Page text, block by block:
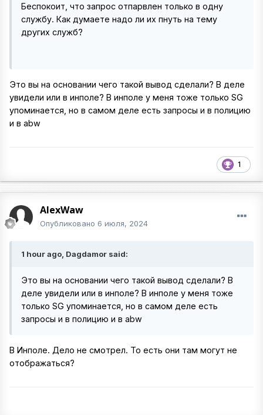
Беспокоит, что запрос отпарвлен только в одну
службу. Как думаете надо ли их пнуть на тему
других служб?
Это вы на основании чего такой вывод сделали? В деле
увидели или в инполе? В инполе у меня тоже только SG
упоминается, но в самом деле есть запросы и в полицию
и в abw
1
AlexWaw
Опубликовано 6 июля, 2024
1 hour ago, Dagdamor said:
Это вы на основании чего такой вывод сделали? В
деле увидели или в инполе? В инполе у меня тоже
только SG упоминается, но в самом деле есть
запросы и в полицию и в abw
В Инполе. Дело не смотрел. То есть они там могут не
отображаться?